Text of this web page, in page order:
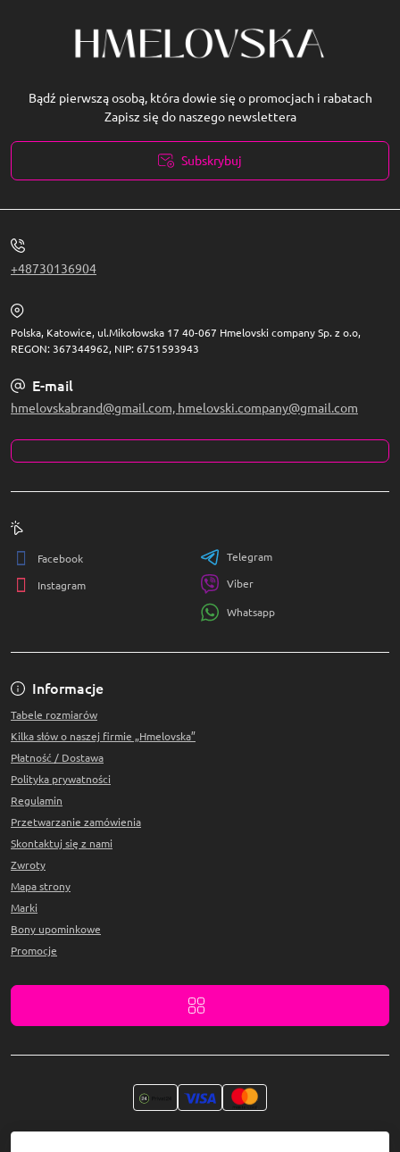
Bądź pierwszą osobą, która dowie się o promocjach i rabatach
Zapisz się do naszego newslettera
Subskrybuj
+48730136904
Polska, Katowice, ul.Mikołowska 17 40-067 Hmelovski company Sp. z o.o,
REGON: 367344962, NIP: 6751593943
E-mail
hmelovskabrand@gmail.com, hmelovski.company@gmail.com
Informacje
Tabele rozmiarów
Kilka słów o naszej firmie „Hmelovska”
Płatność / Dostawa
Polityka prywatności
Regulamin
Przetwarzanie zamówienia
Skontaktuj się z nami
Zwroty
Mapa strony
Marki
Bony upominkowe
Promocje
Facebook
Instagram
Telegram
Viber
Whatsapp